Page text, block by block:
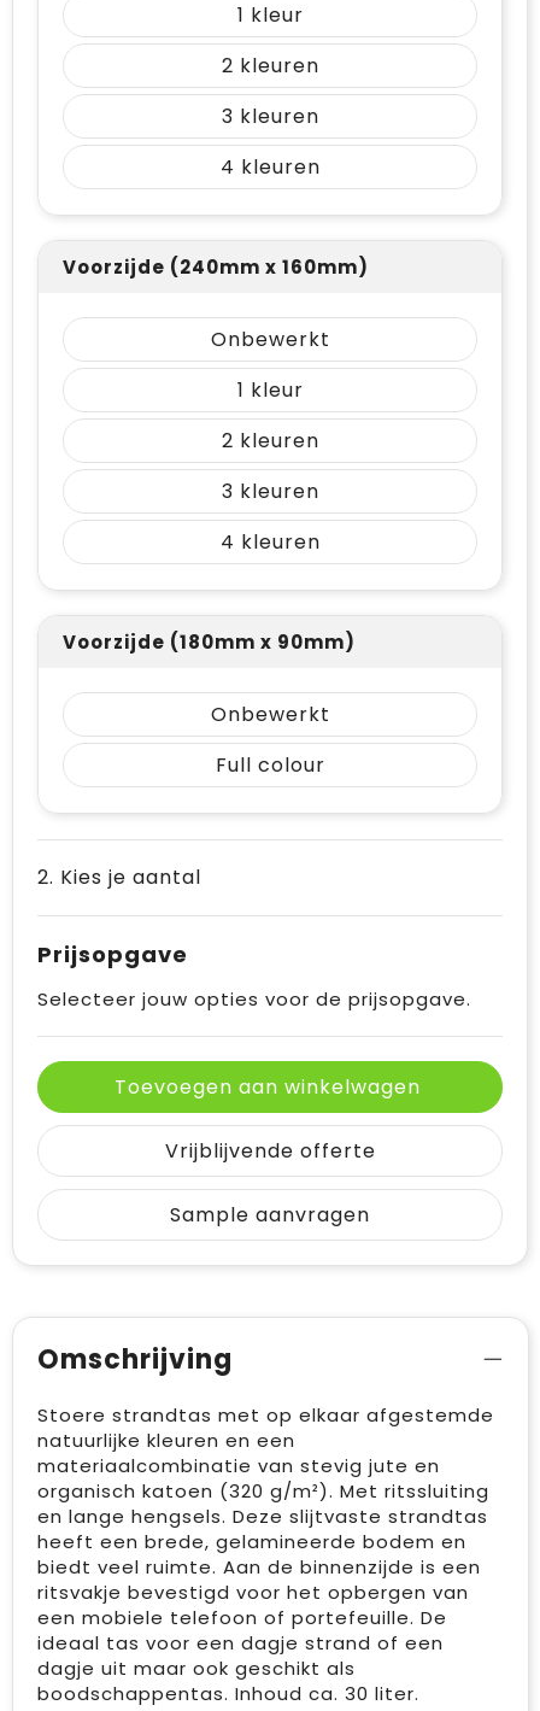
1
2
3
4
Voorzijde (240mm x 160mm)
Onbewerkt
1
2
3
4
Voorzijde (180mm x 90mm)
Onbewerkt
Full colour
2. Kies je aantal
Prijsopgave
Selecteer jouw opties voor de prijsopgave.
Toevoegen aan winkelwagen
Vrijblijvende offerte
Sample aanvragen
Omschrijving
Stoere strandtas met op elkaar afgestemde
natuurlijke kleuren en een
materiaalcombinatie van stevig jute en
organisch katoen (320 g/m²). Met ritssluiting
en lange hengsels. Deze slijtvaste strandtas
heeft een brede, gelamineerde bodem en
biedt veel ruimte. Aan de binnenzijde is een
ritsvakje bevestigd voor het opbergen van
een mobiele telefoon of portefeuille. De
ideaal tas voor een dagje strand of een
dagje uit maar ook geschikt als
boodschappentas. Inhoud ca. 30 liter.